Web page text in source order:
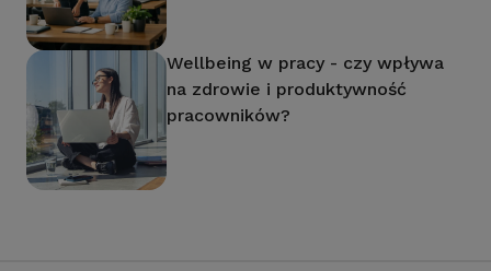
Wellbeing w pracy - czy wpływa
na zdrowie i produktywność
pracowników?